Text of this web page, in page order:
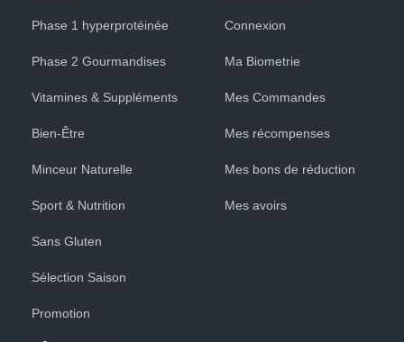
Phase 1 hyperprotéinée
Phase 2 Gourmandises
Vitamines & Suppléments
Bien-Être
Minceur Naturelle
Sport & Nutrition
Sans Gluten
Sélection Saison
Promotion
Connexion
Ma Biometrie
Mes Commandes
Mes récompenses
Mes bons de réduction
Mes avoirs